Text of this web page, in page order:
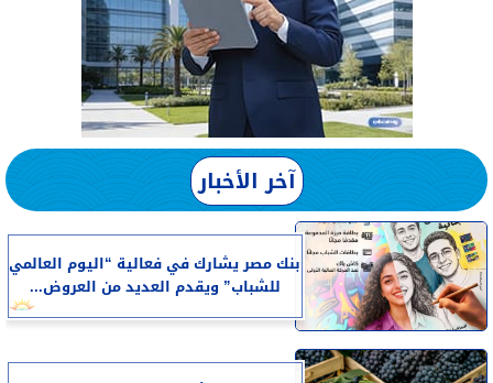
آخر الأخبار
بنك مصر يشارك في فعالية “اليوم العالمي
للشباب” ويقدم العديد من العروض...